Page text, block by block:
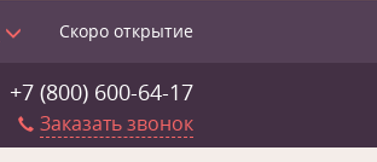
Скоро открытие
+7 (800) 600-64-17
Заказать звонок